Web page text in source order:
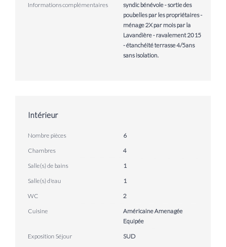
Informations complémentaires
syndic bénévole - sortie des
poubelles par les propriétaires -
ménage 2X par mois par la
Lavandière - ravalement 2015
- étanchéité terrasse 4/5ans
sans isolation.
Intérieur
Nombre pièces
6
Chambres
4
Salle(s) de bains
1
Salle(s) d'eau
1
WC
2
Cuisine
Américaine Amenagée
Equipée
Exposition Séjour
SUD